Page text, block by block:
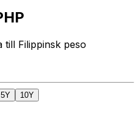
till Filippinsk peso
5Y 10Y